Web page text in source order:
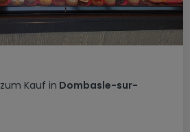
zum Kauf in Dombasle-sur-